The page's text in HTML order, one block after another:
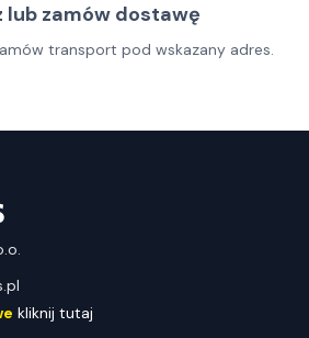
lub zamów dostawę
transport pod wskazany adres.
kliknij tutaj